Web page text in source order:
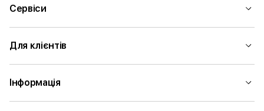
Сервіси
Для клієнтів
Інформація